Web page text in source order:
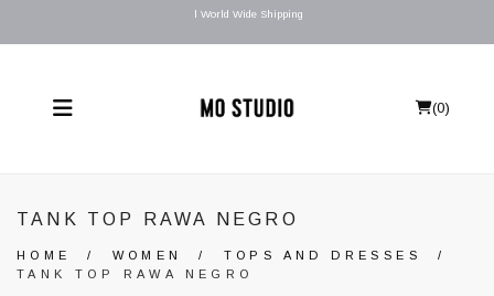
l World Wide Shipping
(0)
TANK TOP RAWA NEGRO
HOME / WOMEN / TOPS AND DRESSES
/
TANK TOP RAWA NEGRO